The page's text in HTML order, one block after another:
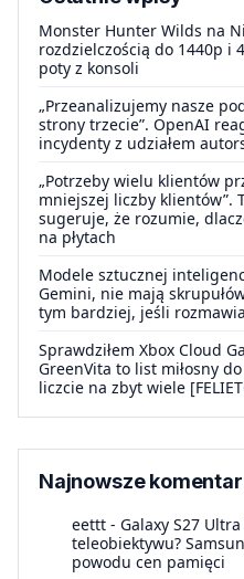
Monster Hunter Wilds na
rozdzielczością do 1440p i
poty z konsoli
„Przeanalizujemy nasze
strony trzecie”. OpenAI
incydenty z udziałem
„Potrzeby wielu klientów
mniejszej liczby klientów”.
sugeruje, że rozumie,
na płytach
Modele sztucznej
Gemini, nie mają
tym bardziej, jeśli
Sprawdziłem Xbox Cloud
GreenVita to list miłosny
liczcie na zbyt wiele
Najnowsze
eettt - Galaxy S27
teleobiektywu?
powodu cen pamięci